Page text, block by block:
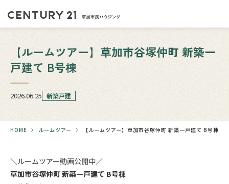
【ルームツアー】草加市谷塚仲町 新築一
戸建て B号棟
2026.06.25 新築戸建
HOME ルームツアー 【ルームツアー】草加市谷塚仲町 新築一戸建て B号棟
＼ルームツアー動画公開中／
草加市谷塚仲町 新築一戸建て B号棟